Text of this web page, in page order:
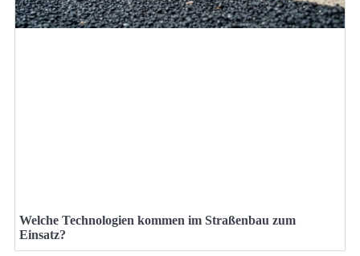
Welche Technologien kommen im Straßenbau zum
Einsatz?